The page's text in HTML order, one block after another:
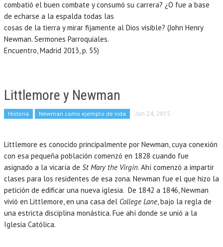
combatió el buen combate y consumó su carrera? ¿O fue a base
de echarse a la espalda todas las
cosas de la tierra y mirar fijamente al Dios visible? (John Henry
Newman. Sermones Parroquiales.
Encuentro, Madrid 2013, p. 55)
Littlemore y Newman
Historia Newman como ejemplo de vida Jun 24, 2015
Littlemore es conocido principalmente por Newman, cuya conexión
con esa pequeña población comenzó en 1828 cuando fue
asignado a la vicaría de St Mary the Virgin. Ahí comenzó a impartir
clases para los residentes de esa zona. Newman fue el que hizo la
petición de edificar una nueva iglesia. De 1842 a 1846, Newman
vivió en Littlemore, en una casa del College Lane, bajo la regla de
una estricta disciplina monástica. Fue ahí donde se unió a la
Iglesia Católica.